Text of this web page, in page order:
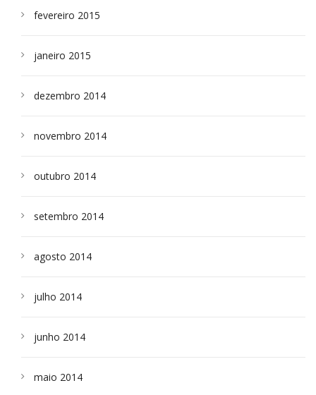
fevereiro 2015
janeiro 2015
dezembro 2014
novembro 2014
outubro 2014
setembro 2014
agosto 2014
julho 2014
junho 2014
maio 2014